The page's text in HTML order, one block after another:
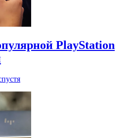
PlayStation